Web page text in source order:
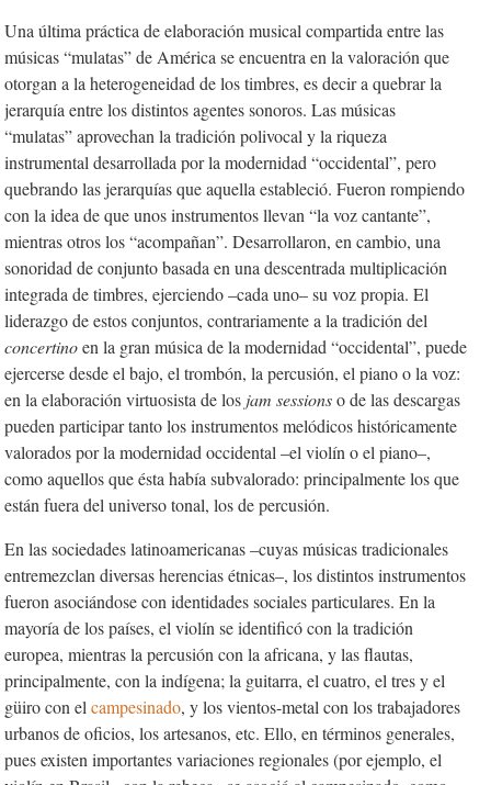
Una última práctica de elaboración musical compartida entre las
músicas “mulatas” de América se encuentra en la valoración que
otorgan a la heterogeneidad de los timbres, es decir a quebrar la
jerarquía entre los distintos agentes sonoros. Las músicas
“mulatas” aprovechan la tradición polivocal y la riqueza
instrumental desarrollada por la modernidad “occidental”, pero
quebrando las jerarquías que aquella estableció. Fueron rompiendo
con la idea de que unos instrumentos llevan “la voz cantante”,
mientras otros los “acompañan”. Desarrollaron, en cambio, una
sonoridad de conjunto basada en una descentrada multiplicación
integrada de timbres, ejerciendo –cada uno– su voz propia. El
liderazgo de estos conjuntos, contrariamente a la tradición del
concertinoen la gran música de la modernidad “occidental”, puede
ejercerse desde el bajo, el trombón, la percusión, el piano o la voz:
en la elaboración virtuosista de los jam sessionso de las descargas
pueden participar tanto los instrumentos melódicos históricamente
valorados por la modernidad occidental –el violín o el piano–,
como aquellos que ésta había subvalorado: principalmente los que
están fuera del universo tonal, los de percusión.
En las sociedades latinoamericanas –cuyas músicas tradicionales
entremezclan diversas herencias étnicas–, los distintos instrumentos
fueron asociándose con identidades sociales particulares. En la
mayoría de los países, el violín se identificó con la tradición
europea, mientras la percusión con la africana, y las flautas,
principalmente, con la indígena; la guitarra, el cuatro, el tres y el
güiro con el campesinado, y los vientos-metal con los trabajadores
urbanos de oficios, los artesanos, etc. Ello, en términos generales,
pues existen importantes variaciones regionales (por ejemplo, el